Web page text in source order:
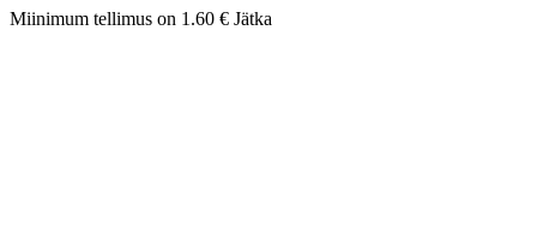
Miinimum tellimus on 1.60 € Jätka